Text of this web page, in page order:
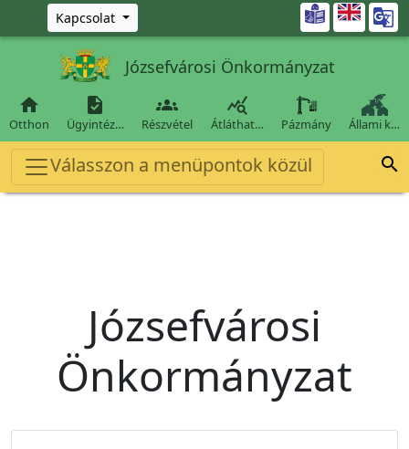
Ugrás a fő tartalomra
Kapcsolat 
Józsefvárosi Önkormányzat

Otthon

Ügyintéz…

Részvétel

Átláthat… Pázmány Állami k…
Válasszon a menüpontok közül 
Józsefvárosi
Önkormányzat